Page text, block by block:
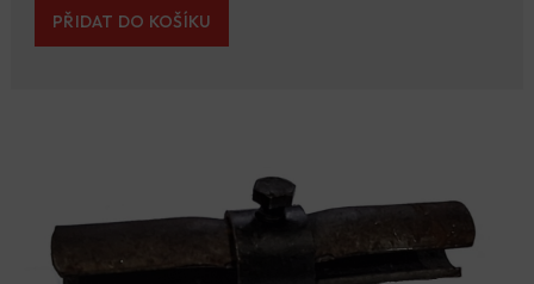
PŘIDAT DO KOŠÍKU